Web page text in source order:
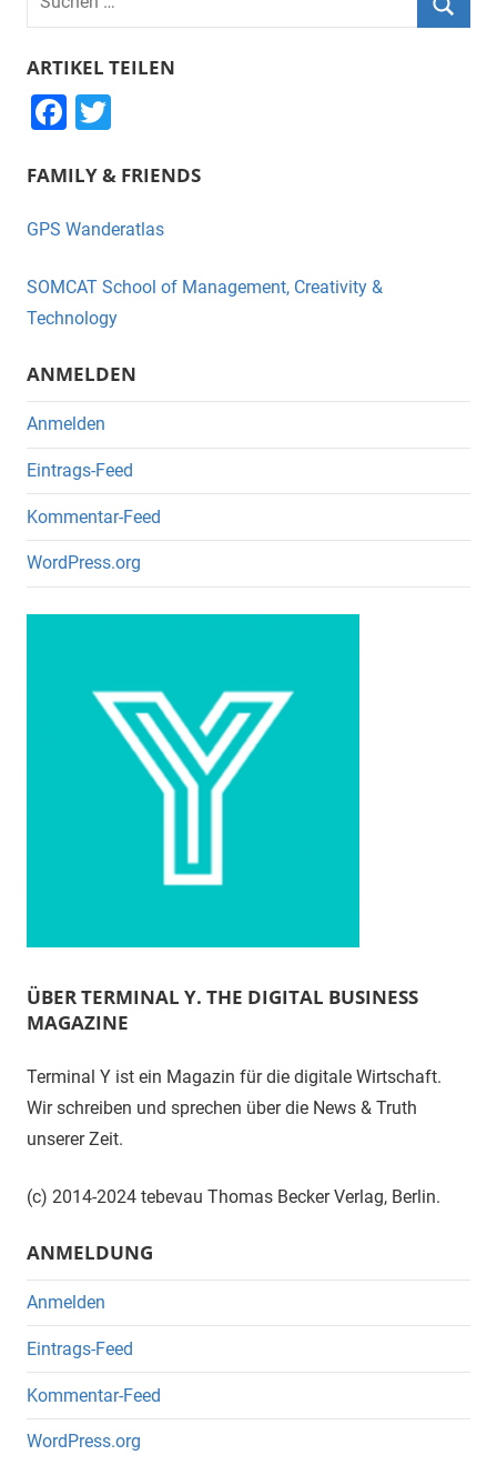
nach:
ARTIKEL TEILEN
F
c
e
o
o
k
tt
er
FAMILY & FRIENDS
GPS Wanderatlas
SOMCAT School of Management, Creativity &
Technology
ANMELDEN
Anmelden
Eintrags-Feed
Kommentar-Feed
WordPress.org
ÜBER TERMINAL Y. THE DIGITAL BUSINESS
MAGAZINE
Terminal Y ist ein Magazin für die digitale Wirtschaft.
Wir schreiben und sprechen über die News & Truth
unserer Zeit.
(c) 2014-2024 tebevau Thomas Becker Verlag, Berlin.
ANMELDUNG
Anmelden
Eintrags-Feed
Kommentar-Feed
WordPress.org